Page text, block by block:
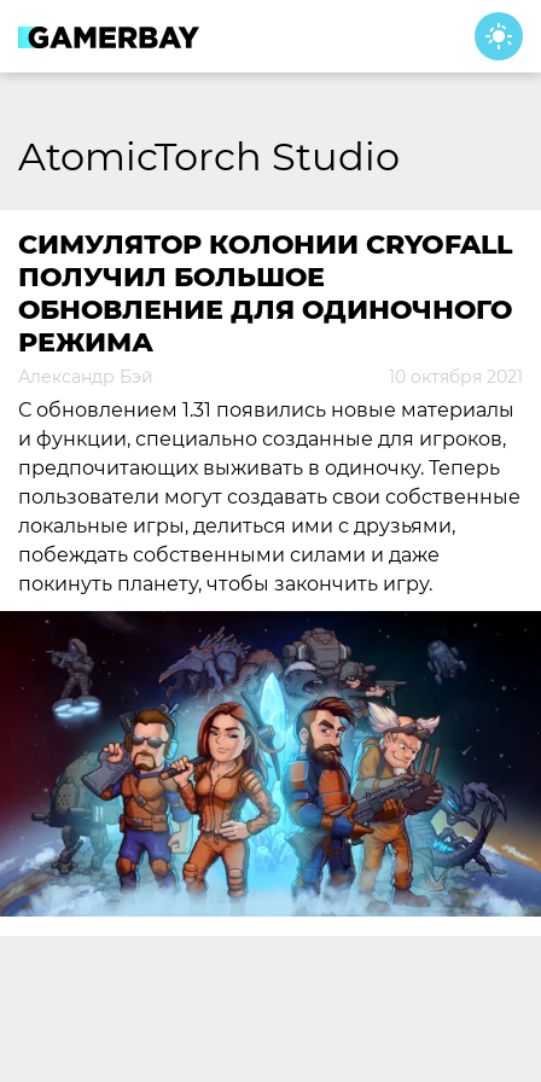
content
AtomicTorch Studio
CИМУЛЯТОР КОЛОНИИ CRYOFALL
ПОЛУЧИЛ БОЛЬШОЕ
ОБНОВЛЕНИЕ ДЛЯ ОДИНОЧНОГО
РЕЖИМА
Александр Бэй 10 октября 2021
С обновлением 1.31 появились новые материалы
и функции, специально созданные для игроков,
предпочитающих выживать в одиночку. Теперь
пользователи могут создавать свои собственные
локальные игры, делиться ими с друзьями,
побеждать собственными силами и даже
покинуть планету, чтобы закончить игру.